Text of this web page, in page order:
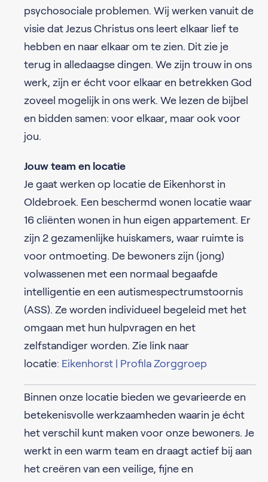
psychosociale problemen. Wij werken vanuit de
visie dat Jezus Christus ons leert elkaar lief te
hebben en naar elkaar om te zien. Dit zie je
terug in alledaagse dingen. We zijn trouw in ons
werk, zijn er écht voor elkaar en betrekken God
zoveel mogelijk in ons werk. We lezen de bijbel
en bidden samen: voor elkaar, maar ook voor
jou.
Jouw team en locatie
Je gaat werken op locatie de Eikenhorst in
Oldebroek. Een beschermd wonen locatie waar
16 cliënten wonen in hun eigen appartement. Er
zijn 2 gezamenlijke huiskamers, waar ruimte is
voor ontmoeting. De bewoners zijn (jong)
volwassenen met een normaal begaafde
intelligentie en een autismespectrumstoornis
(ASS). Ze worden individueel begeleid met het
omgaan met hun hulpvragen en het
zelfstandiger worden. Zie link naar
locatie: Eikenhorst | Profila Zorggroep
Binnen onze locatie bieden we gevarieerde en
betekenisvolle werkzaamheden waarin je écht
het verschil kunt maken voor onze bewoners. Je
werkt in een warm team en draagt actief bij aan
het creëren van een veilige, fijne en